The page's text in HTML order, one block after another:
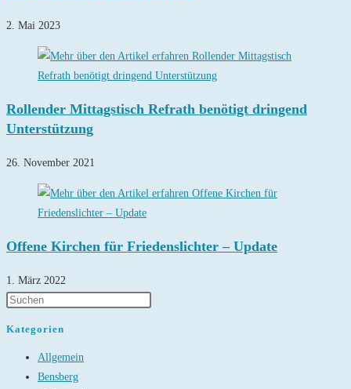
2. Mai 2023
Rollender Mittagstisch Refrath benötigt dringend
Unterstützung
26. November 2021
Offene Kirchen für Friedenslichter – Update
1. März 2022
Kategorien
Allgemein
Bensberg